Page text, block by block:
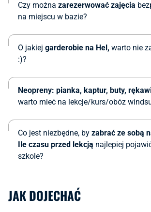
Czy można zarezerwować zajęcia
na miejscu w bazie?
O jakiej garderobie na Hel, warto nie
:)?
Neopreny: pianka, kaptur, buty,
warto mieć na lekcje/kurs/obóz
Co jest niezbędne, by zabrać ze sobą
Ile czasu przed lekcją najlepiej
szkole?
JAK DOJECHAĆ